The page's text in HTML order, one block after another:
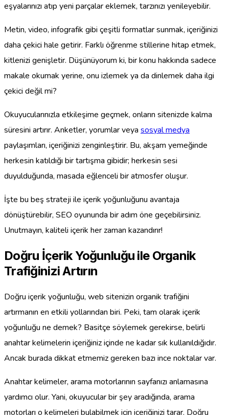
eşyalarınızı atıp yeni parçalar eklemek, tarzınızı yenileyebilir.
Metin, video, infografik gibi çeşitli formatlar sunmak, içeriğinizi
daha çekici hale getirir. Farklı öğrenme stillerine hitap etmek,
kitlenizi genişletir. Düşünüyorum ki, bir konu hakkında sadece
makale okumak yerine, onu izlemek ya da dinlemek daha ilgi
çekici değil mi?
Okuyucularınızla etkileşime geçmek, onların sitenizde kalma
süresini artırır. Anketler, yorumlar veya sosyal medya
paylaşımları, içeriğinizi zenginleştirir. Bu, akşam yemeğinde
herkesin katıldığı bir tartışma gibidir; herkesin sesi
duyulduğunda, masada eğlenceli bir atmosfer oluşur.
İşte bu beş strateji ile içerik yoğunluğunu avantaja
dönüştürebilir, SEO oyununda bir adım öne geçebilirsiniz.
Unutmayın, kaliteli içerik her zaman kazandırır!
Doğru İçerik Yoğunluğu ile Organik
Trafiğinizi Artırın
Doğru içerik yoğunluğu, web sitenizin organik trafiğini
artırmanın en etkili yollarından biri. Peki, tam olarak içerik
yoğunluğu ne demek? Basitçe söylemek gerekirse, belirli
anahtar kelimelerin içeriğiniz içinde ne kadar sık kullanıldığıdır.
Ancak burada dikkat etmemiz gereken bazı ince noktalar var.
Anahtar kelimeler, arama motorlarının sayfanızı anlamasına
yardımcı olur. Yani, okuyucular bir şey aradığında, arama
motorları o kelimeleri bulabilmek için içeriğinizi tarar. Doğru